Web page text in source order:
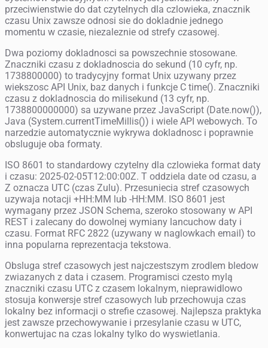
przeciwienstwie do dat czytelnych dla czlowieka, znacznik
czasu Unix zawsze odnosi sie do dokladnie jednego
momentu w czasie, niezaleznie od strefy czasowej.
Dwa poziomy dokladnosci sa powszechnie stosowane.
Znaczniki czasu z dokladnoscia do sekund (10 cyfr, np.
1738800000) to tradycyjny format Unix uzywany przez
wiekszosc API Unix, baz danych i funkcje C time(). Znaczniki
czasu z dokladnoscia do milisekund (13 cyfr, np.
1738800000000) sa uzywane przez JavaScript (Date.now()),
Java (System.currentTimeMillis()) i wiele API webowych. To
narzedzie automatycznie wykrywa dokladnosc i poprawnie
obsluguje oba formaty.
ISO 8601 to standardowy czytelny dla czlowieka format daty
i czasu: 2025-02-05T12:00:00Z. T oddziela date od czasu, a
Z oznacza UTC (czas Zulu). Przesuniecia stref czasowych
uzywaja notacji +HH:MM lub -HH:MM. ISO 8601 jest
wymagany przez JSON Schema, szeroko stosowany w API
REST i zalecany do dowolnej wymiany lancuchow daty i
czasu. Format RFC 2822 (uzywany w naglowkach email) to
inna popularna reprezentacja tekstowa.
Obsluga stref czasowych jest najczestszym zrodlem bledow
zwiazanych z data i czasem. Programisci czesto mylą
znaczniki czasu UTC z czasem lokalnym, nieprawidlowo
stosuja konwersje stref czasowych lub przechowuja czas
lokalny bez informacji o strefie czasowej. Najlepsza praktyka
jest zawsze przechowywanie i przesylanie czasu w UTC,
konwertujac na czas lokalny tylko do wyswietlania.